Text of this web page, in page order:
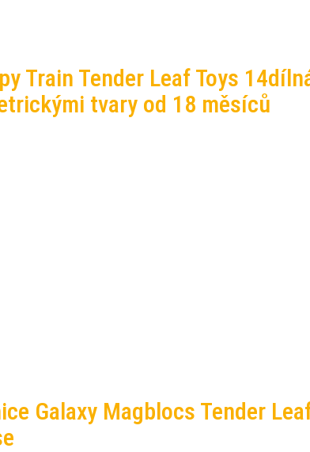
Train Tender Leaf Toys
tvary od 18 měsíců
Galaxy Magblocs Tender